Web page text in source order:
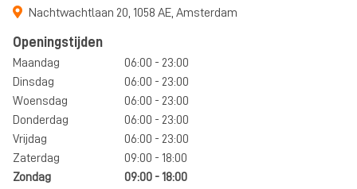
Nachtwachtlaan 20, 1058 AE, Amsterdam
Openingstijden
Maandag
06:00 - 23:00
Dinsdag
06:00 - 23:00
Woensdag
06:00 - 23:00
Donderdag
06:00 - 23:00
Vrijdag
06:00 - 23:00
Zaterdag
09:00 - 18:00
Zondag
09:00 - 18:00